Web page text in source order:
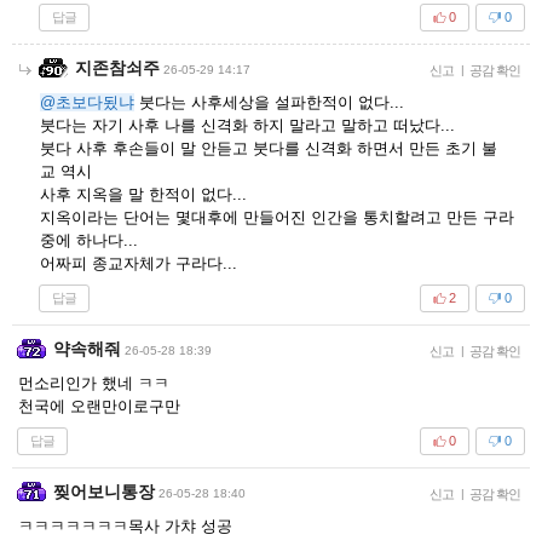
답글 0
0
지존참쇠주 26-05-29 14:17 신고 | 공감 확인
@초보다됬냐 붓다는 사후세상을 설파한적이 없다...
붓다는 자기 사후 나를 신격화 하지 말라고 말하고 떠났다...
붓다 사후 후손들이 말 안듣고 붓다를 신격화 하면서 만든 초기 불
교 역시
사후 지옥을 말 한적이 없다...
지옥이라는 단어는 몇대후에 만들어진 인간을 통치할려고 만든 구라
중에 하나다...
어짜피 종교자체가 구라다...
답글 0
2
약속해줘 26-05-28 18:39 신고 | 공감 확인
먼소리인가 했네 ㅋㅋ
천국에 오랜만이로구만
답글 0
0
찢어보니통장 26-05-28 18:40 신고 | 공감 확인
ㅋㅋㅋㅋㅋㅋㅋ목사 가챠 성공